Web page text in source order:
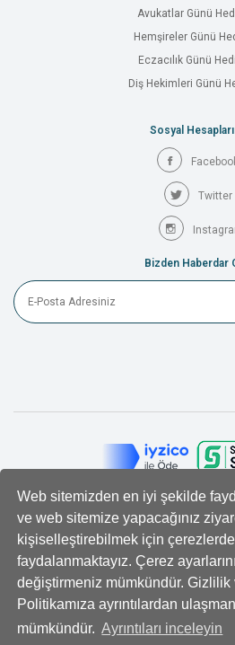
Web sitemizden en iyi şekilde
ve web sitemize yapacağınız
kişiselleştirebilmek için
faydalanmaktayız. Çerez
değiştirmeniz mümkündür. Gizlilik
Politikamıza ayrıntılardan
mümkündür. Ayrıntıları inceleyin
Avukatlar Günü
Hemşireler Günü
Eczacılık Günü
Diş Hekimleri Günü
Sosyal
Twitter
Bizden Haberdar